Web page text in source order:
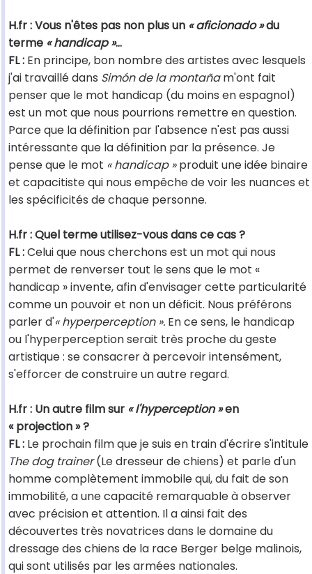
H.fr : Vous n'êtes pas non plus un « aficionado »du
terme « handicap »...
FL : En principe, bon nombre des artistes avec lesquels
j'ai travaillé dans Simón de la montañam'ont fait
penser que le mot handicap (du moins en espagnol)
est un mot que nous pourrions remettre en question.
Parce que la définition par l'absence n'est pas aussi
intéressante que la définition par la présence. Je
pense que le mot « handicap »produit une idée binaire
et capacitiste qui nous empêche de voir les nuances et
les spécificités de chaque personne.
H.fr : Quel terme utilisez-vous dans ce cas ?
FL :Celui que nous cherchons est un mot qui nous
permet de renverser tout le sens que le mot «
handicap » invente, afin d'envisager cette particularité
comme un pouvoir et non un déficit. Nous préférons
parler d'« hyperperception ». En ce sens, le handicap
ou l'hyperperception serait très proche du geste
artistique : se consacrer à percevoir intensément,
s'efforcer de construire un autre regard.
H.fr : Un autre film sur « l'hyperception »en
« projection » ?
FL : Le prochain film que je suis en train d'écrire s'intitule
The dog trainer(Le dresseur de chiens) et parle d'un
homme complètement immobile qui, du fait de son
immobilité, a une capacité remarquable à observer
avec précision et attention. Il a ainsi fait des
découvertes très novatrices dans le domaine du
dressage des chiens de la race Berger belge malinois,
qui sont utilisés par les armées nationales.